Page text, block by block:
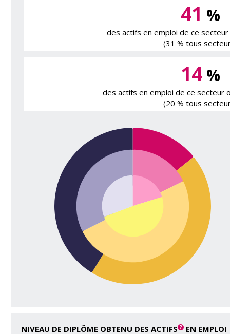
41 %
des actifs en emploi de ce
(31 % tous
14%
des actifs en emploi de ce secteur
(20 % tous
NIVEAU DE DIPLÔME OBTENU DES ACTIFS EN EMPLOI